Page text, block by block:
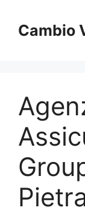
contenuto
Cambio